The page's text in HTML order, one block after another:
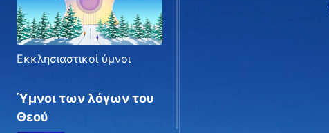
Εκκλησιαστικοί ύμνοι
Ύμνοι των λόγων του
Θεού